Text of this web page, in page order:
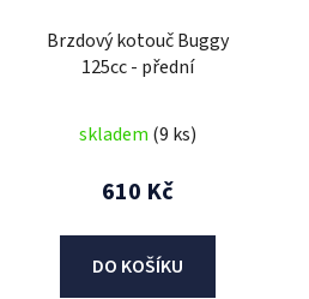
Brzdový kotouč Buggy
125cc - přední
skladem (9 ks)
610 Kč
DO KOŠÍKU